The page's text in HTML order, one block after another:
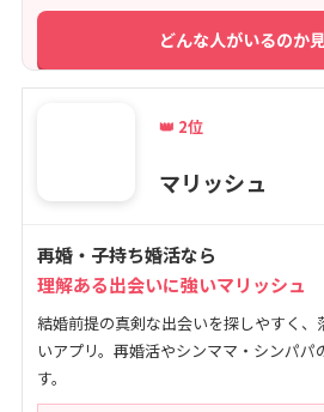
どんな人がいるのか
👑 2位
マリッシュ
再婚・子持ち婚活なら
理解ある出会いに強いマリッシュ
結婚前提の真剣な出会いを探しやすく
いアプリ。再婚活やシンママ・シンパパ
す。